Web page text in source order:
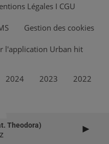
Theodora)
Légales I CGU
Gestion des cookies
l'application Urban hit
2024 2023 2022